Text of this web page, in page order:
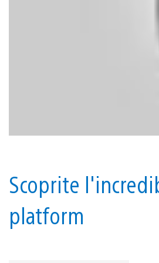
Scoprite
platform